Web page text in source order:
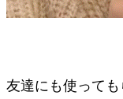
友達にも使って